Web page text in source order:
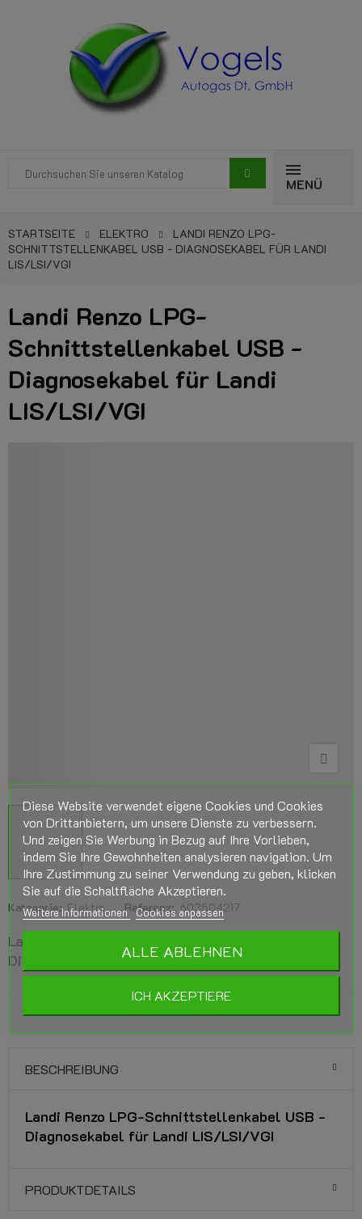
MENÜ
STARTSEITE ELEKTRO
LANDI RENZO LPG-
SCHNITTSTELLENKABEL USB - DIAGNOSEKABEL FÜR LANDI
LIS/LSI/VGI
Landi Renzo LPG-
Schnittstellenkabel USB -
Diagnosekabel für Landi
LIS/LSI/VGI
Kategorie: Elektro Referenz: 603504217
Landi Renzo LPG-Schnittstellenkabel USB -
Diagnosekabel für Landi LIS/LSI/VGI
BESCHREIBUNG
Landi Renzo LPG-Schnittstellenkabel USB -
Diagnosekabel für Landi LIS/LSI/VGI
PRODUKTDETAILS
Diese Website verwendet eigene Cookies und Cookies
von Drittanbietern, um unsere Dienste zu verbessern.
Und zeigen Sie Werbung in Bezug auf Ihre Vorlieben,
indem Sie Ihre Gewohnheiten analysieren navigation. Um
Ihre Zustimmung zu seiner Verwendung zu geben, klicken
Sie auf die Schaltfläche Akzeptieren.
Weitere Informationen Cookies anpassen
ALLE ABLEHNEN
ICH AKZEPTIERE